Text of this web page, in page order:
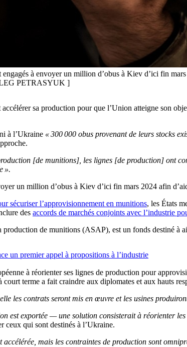
engagés à envoyer un million d’obus à Kiev d’ici fin
PETRASYUK ]
sa production pour que l’Union atteigne son
à l’Ukraine « 300 000 obus provenant de leurs stocks
[de munitions], les lignes [de production] ont
».
un million d’obus à Kiev d’ici fin mars 2024 afin
sécuriser l’approvisionnement en munitions, les États
des accords de marchés conjoints avec l’industrie
de munitions (ASAP), est un fonds destiné à
un premier appel à propositions à l’industrie
à réorienter ses lignes de production pour
terme a fait craindre aux diplomates et aux hauts
les contrats seront mis en œuvre et les usines
est exportée — une solution consisterait à réorienter
ceux qui sont destinés à l’Ukraine.
accélérée, mais les contraintes de production sont